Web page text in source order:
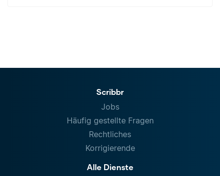
Scribbr
Jobs
Häufig gestellte Fragen
Rechtliches
Korrigierende
Alle Dienste